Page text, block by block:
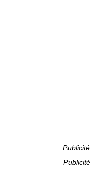
Publicité
Publicité